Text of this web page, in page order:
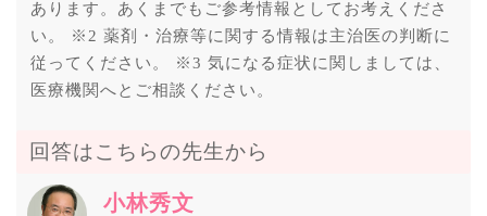
あります。あくまでもご参考情報としてお考えくださ
い。 ※2 薬剤・治療等に関する情報は主治医の判断に
従ってください。 ※3 気になる症状に関しましては、
医療機関へとご相談ください。
回答はこちらの先生から
小林秀文